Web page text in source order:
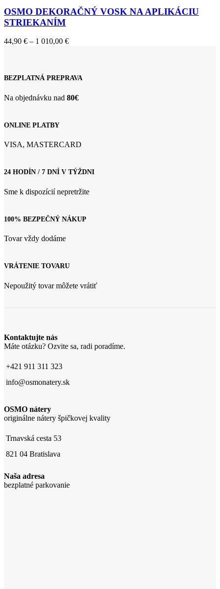
má
viacero
variantov.
si
stránke
OSMO DEKORAČNÝ VOSK NA APLIKÁCIU
STRIEKANÍM
44,90 € – 1 010,00 €Price
1
BEZPLATNÁ PREPRAVA
Na objednávku nad 80€
ONLINE PLATBY
VISA, MASTERCARD
24 HODÍN / 7 DNÍ V TÝŽDNI
Sme k dispozícií nepretržite
100% BEZPEČNÝ NÁKUP
Tovar vždy dodáme
VRÁTENIE TOVARU
Nepoužitý tovar môžete vrátiť
Kontaktujte nás
Máte otázku? Ozvite sa, radi poradíme.
+421 911 311 323
info@osmonatery.sk
OSMO nátery
originálne nátery špičkovej kvality
Trnavská cesta 53
821 04 Bratislava
Naša adresa
bezplatné parkovanie